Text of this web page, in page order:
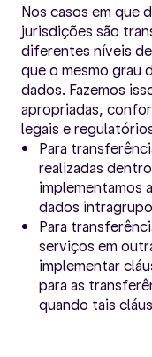
Nos casos em que
jurisdições são
diferentes níveis
que o mesmo grau
dados. Fazemos
apropriadas,
legais e
Para
realizadas
implementamos
dados
Para
serviços em
implementar
para as
quando tais